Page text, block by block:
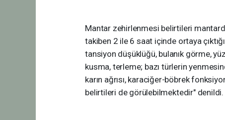
Mantar zehirlenmesi belirtileri
takiben 2 ile 6 saat içinde ortaya
tansiyon düşüklüğü, bulanık görme,
kusma, terleme; bazı türlerin
karın ağrısı, karaciğer-böbrek
belirtileri de görülebilmektedir" denildi.